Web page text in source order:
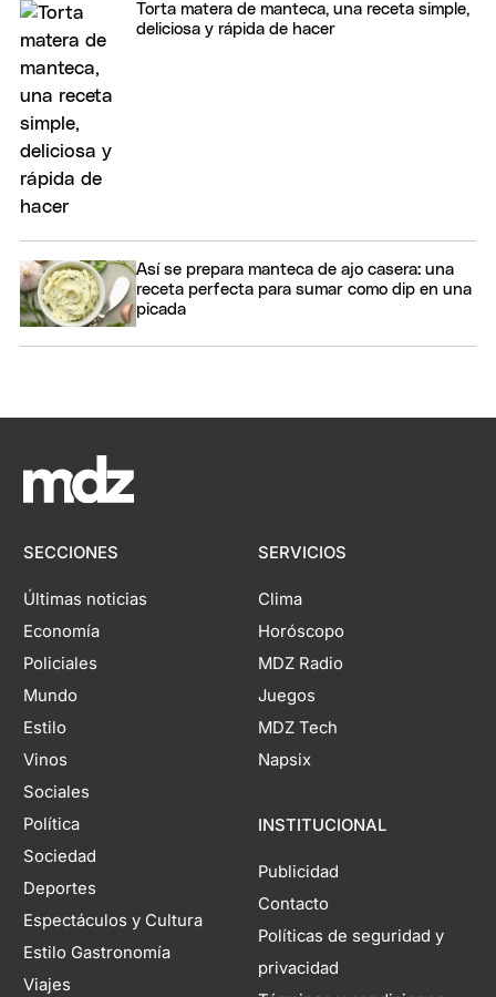
Torta matera de manteca, una receta simple,
deliciosa y rápida de hacer
Así se prepara manteca de ajo casera: una
receta perfecta para sumar como dip en una
picada
SECCIONES
Últimas noticias
Economía
Policiales
Mundo
Estilo
Vinos
Sociales
Política
Sociedad
Deportes
Espectáculos y Cultura
Estilo Gastronomía
Viajes
SERVICIOS
Clima
Horóscopo
MDZ Radio
Juegos
MDZ Tech
Napsix
INSTITUCIONAL
Publicidad
Contacto
Políticas de seguridad y
privacidad